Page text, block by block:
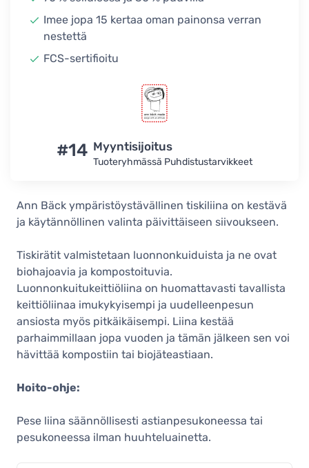
4,00 €
Varastossa
Navy
Varastossa
Ann Bäck eko-keittiöliina, Midnight
4,00 €
Ei vahvistettu
4,00 €
Varastossa
Ann Bäck eko-keittiöliina, Summer
Lime
4,00 €
Ei vahvistettu
Ann Bäck eko-keittiöliina, Go Green
4,00 €
Varastossa
Varastossa
Imee jopa 15 kertaa oman painonsa verran
nestettä
FCS-sertifioitu
#14 Myyntisijoitus
Tuoteryhmässä Puhdistustarvikkeet
Ann Bäck ympäristöystävällinen tiskiliina on kestävä
ja käytännöllinen valinta päivittäiseen siivoukseen.
Tiskirätit valmistetaan luonnonkuiduista ja ne ovat
biohajoavia ja kompostoituvia.
Luonnonkuitukeittiöliina on huomattavasti tavallista
keittiöliinaa imukykyisempi ja uudelleenpesun
ansiosta myös pitkäikäisempi. Liina kestää
parhaimmillaan jopa vuoden ja tämän jälkeen sen voi
hävittää kompostiin tai biojäteastiaan.
Hoito-ohje:
Pese liina säännöllisesti astianpesukoneessa tai
pesukoneessa ilman huuhteluainetta.